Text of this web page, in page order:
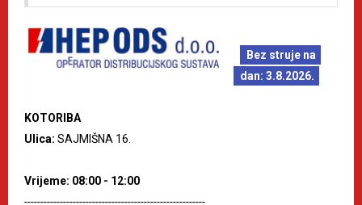
Bez struje na
dan: 3.8.2026.
KOTORIBA
Ulica: SAJMIŠNA 16.
Vrijeme: 08:00 - 12:00
--------------------------------------------------------